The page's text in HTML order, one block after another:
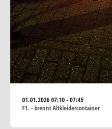
01.01.202607:10 - 07:45
F1. - brennt Altkleidercontainer